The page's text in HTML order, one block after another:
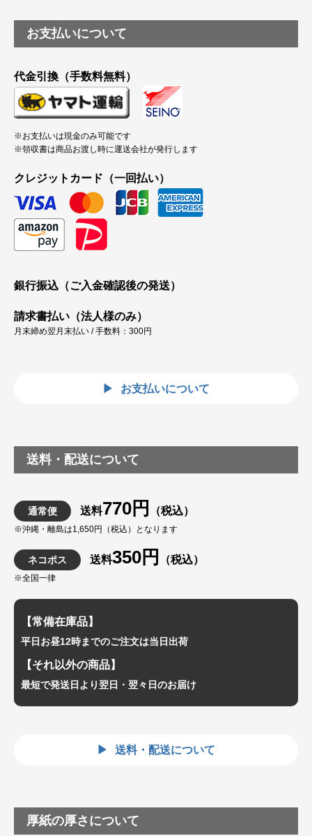
お支払いについて
代金引換（手数料無料）
※お支払いは現金のみ可能です
※領収書は商品お渡し時に運送会社が発行します
クレジットカード（一回払い）
銀行振込（ご入金確認後の発送）
請求書払い（法人様のみ）
月末締め翌月末払い / 手数料：300円
お支払いについて
送料・配送について
通常便 送料770円 （税込）
※沖縄・離島は1,650円（税込）となります
ネコポス 送料350円 （税込）
※全国一律
【常備在庫品】
平日お昼12時までのご注文は当日出荷
【それ以外の商品】
最短で発送日より翌日・翌々日のお届け
送料・配送について
厚紙の厚さについて